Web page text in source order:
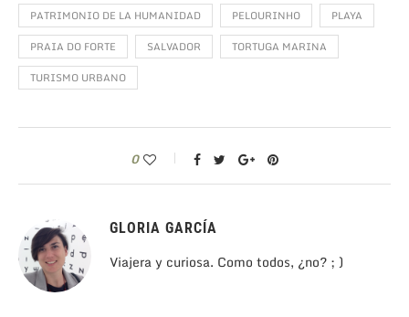
PATRIMONIO DE LA HUMANIDAD
PELOURINHO
PLAYA
PRAIA DO FORTE
SALVADOR
TORTUGA MARINA
TURISMO URBANO
0
GLORIA GARCÍA
Viajera y curiosa. Como todos, ¿no? ; )